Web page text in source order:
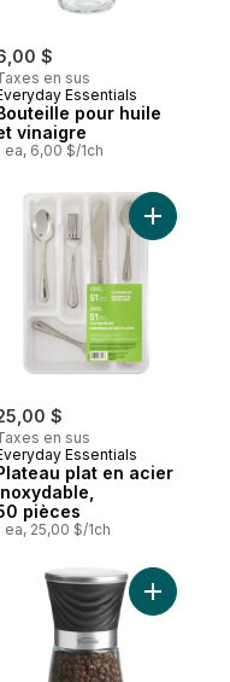
$
en sus
Essentials
pour huile
vinaigre
ea, 6,00 $/1ch
à thé oxford au panier
$
en sus
Essentials
plat en acier
pièces
ea, 25,00 $/1ch
Ajouter
à emporter en ananas −
Ajouter